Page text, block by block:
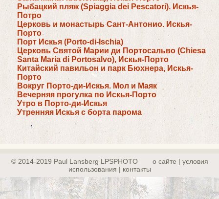
Рыбацкий пляж (Spiaggia dei Pescatori). Искья-
Потро
Церковь и монастырь Сант-Антонио. Искья-
Порто
Порт Искья (Porto-di-Ischia)
Церковь Святой Марии ди Портосальво (Chiesa
Santa Maria di Portosalvo), Искья-Порто
Китайский павильон и парк Бюхнера, Искья-
Порто
Вокруг Порто-ди-Искья. Мол и Маяк
Вечерняя прогулка по Искья-Порто
Утро в Порто-ди-Искья
Утренняя Искья с борта парома
© 2014-2019 Paul Lansberg LPSPHOTO
о сайте | yсловия
использования | контакты